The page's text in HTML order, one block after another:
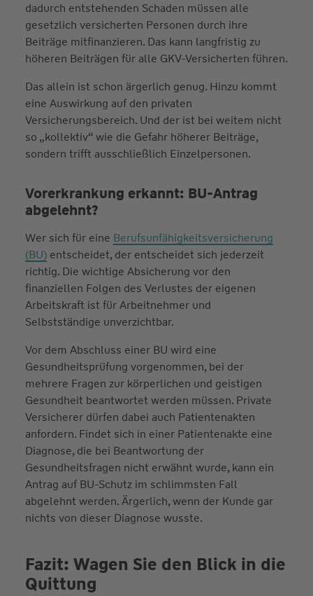
dadurch entstehenden Schaden müssen alle
gesetzlich versicherten Personen durch ihre
Beiträge mitfinanzieren. Das kann langfristig zu
höheren Beiträgen für alle GKV-Versicherten führen.
Das allein ist schon ärgerlich genug. Hinzu kommt
eine Auswirkung auf den privaten
Versicherungsbereich. Und der ist bei weitem nicht
so „kollektiv“ wie die Gefahr höherer Beiträge,
sondern trifft ausschließlich Einzelpersonen.
Vorerkrankung erkannt: BU-Antrag
abgelehnt?
Wer sich für eine Berufsunfähigkeitsversicherung
(BU)entscheidet, der entscheidet sich jederzeit
richtig. Die wichtige Absicherung vor den
finanziellen Folgen des Verlustes der eigenen
Arbeitskraft ist für Arbeitnehmer und
Selbstständige unverzichtbar.
Vor dem Abschluss einer BU wird eine
Gesundheitsprüfung vorgenommen, bei der
mehrere Fragen zur körperlichen und geistigen
Gesundheit beantwortet werden müssen. Private
Versicherer dürfen dabei auch Patientenakten
anfordern. Findet sich in einer Patientenakte eine
Diagnose, die bei Beantwortung der
Gesundheitsfragen nicht erwähnt wurde, kann ein
Antrag auf BU-Schutz im schlimmsten Fall
abgelehnt werden. Ärgerlich, wenn der Kunde gar
nichts von dieser Diagnose wusste.
Fazit: Wagen Sie den Blick in die
Quittung